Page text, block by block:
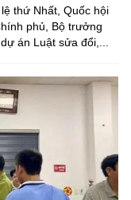
thứ Nhất, Quốc hội
phủ, Bộ trưởng
án Luật sửa đổi,...